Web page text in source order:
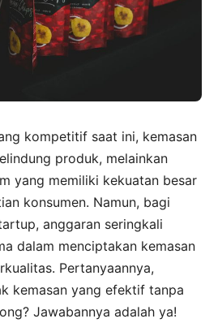
kompetitif saat ini, kemasan
produk, melainkan
yang memiliki kekuatan besar
konsumen. Namun, bagi
anggaran seringkali
dalam menciptakan kemasan
Pertanyaannya,
kemasan yang efektif tanpa
Jawabannya adalah ya!